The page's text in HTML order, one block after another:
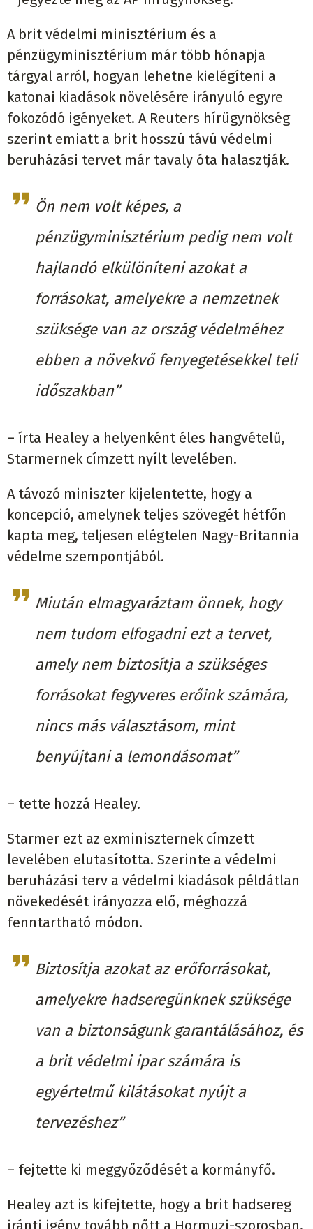
A brit védelmi minisztérium és a
pénzügyminisztérium már több hónapja
tárgyal arról, hogyan lehetne kielégíteni a
katonai kiadások növelésére irányuló egyre
fokozódó igényeket. A Reuters hírügynökség
szerint emiatt a brit hosszú távú védelmi
beruházási tervet már tavaly óta halasztják.
Ön nem volt képes, a
pénzügyminisztérium pedig nem volt
hajlandó elkülöníteni azokat a
forrásokat, amelyekre a nemzetnek
szüksége van az ország védelméhez
ebben a növekvő fenyegetésekkel teli
időszakban”
– írta Healey a helyenként éles hangvételű,
Starmernek címzett nyílt levelében.
A távozó miniszter kijelentette, hogy a
koncepció, amelynek teljes szövegét hétfőn
kapta meg, teljesen elégtelen Nagy-Britannia
védelme szempontjából.
Miután elmagyaráztam önnek, hogy
nem tudom elfogadni ezt a tervet,
amely nem biztosítja a szükséges
forrásokat fegyveres erőink számára,
nincs más választásom, mint
benyújtani a lemondásomat”
– tette hozzá Healey.
Starmer ezt az exminiszternek címzett
levelében elutasította. Szerinte a védelmi
beruházási terv a védelmi kiadások példátlan
növekedését irányozza elő, méghozzá
fenntartható módon.
Biztosítja azokat az erőforrásokat,
amelyekre hadseregünknek szüksége
van a biztonságunk garantálásához, és
a brit védelmi ipar számára is
egyértelmű kilátásokat nyújt a
tervezéshez”
– fejtette ki meggyőződését a kormányfő.
Healey azt is kifejtette, hogy a brit hadsereg
iránti igény tovább nőtt a Hormuzi-szorosban,